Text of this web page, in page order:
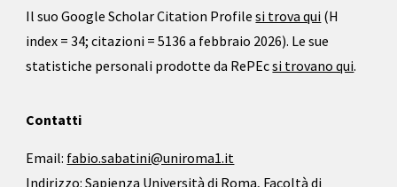
Il suo Google Scholar Citation Profile si trova qui (H
index =34; citazioni =5136 a febbraio 2026). Le sue
statistiche personali prodotte da RePEcsi trovano qui.
Contatti
Email: fabio.sabatini@uniroma1.it
Indirizzo: Sapienza Università di Roma, Facoltà di